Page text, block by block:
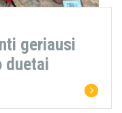
geriausi
duetai